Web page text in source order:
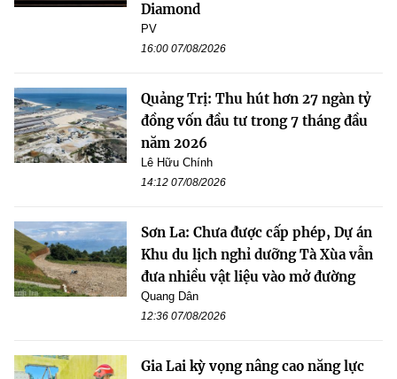
Diamond
PV
16:00 07/08/2026
Quảng Trị: Thu hút hơn 27 ngàn tỷ
đồng vốn đầu tư trong 7 tháng đầu
năm 2026
Lê Hữu Chính
14:12 07/08/2026
Sơn La: Chưa được cấp phép, Dự án
Khu du lịch nghỉ dưỡng Tà Xùa vẫn
đưa nhiều vật liệu vào mở đường
Quang Dân
12:36 07/08/2026
Gia Lai kỳ vọng nâng cao năng lực